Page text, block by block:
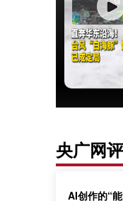
央广网评
AI创作的“